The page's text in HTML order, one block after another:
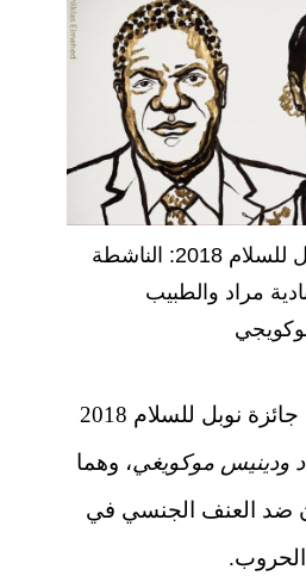
الفائزان بجائزة نوبل للسلام 2018: الناشطة
مراد والطبيب
منحت لجنة نوبل جائزة نوبل للسلام 2018
ودينيس موكويغي، وهما
ضد العنف الجنسي في
الحروب.